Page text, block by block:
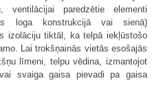
ventilācijai paredzētie elementi
loga konstrukcijā vai sienā)
izolāciju tiktāl, ka telpā iekļūstošo
Lai trokšņainās vietās esošajās
līmeni, telpu vēdina, izmantojot
svaiga gaisa pievadi pa gaisa